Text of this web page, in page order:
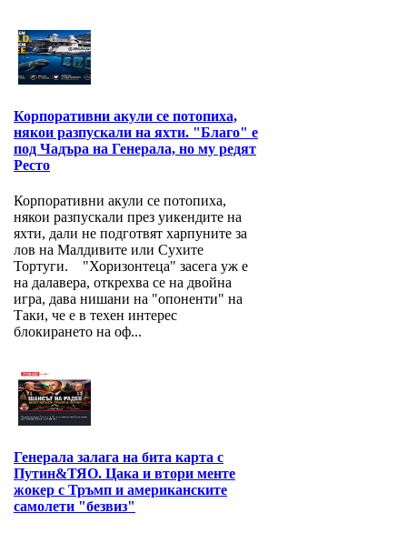
Корпоративни акули се потопиха,
някои разпускали на яхти. "Благо" е
под Чадъра на Генерала, но му редят
Ресто
Корпоративни акули се потопиха,
някои разпускали през уикендите на
яхти, дали не подготвят харпуните за
лов на Малдивите или Сухите
Тортуги. "Хоризонтеца" засега уж е
на далавера, открехва се на двойна
игра, дава нишани на "опоненти" на
Таки, че е в техен интерес
блокирането на оф...
Генерала залага на бита карта с
Путин&ТЯО. Цака и втори менте
жокер с Тръмп и американските
самолети "безвиз"